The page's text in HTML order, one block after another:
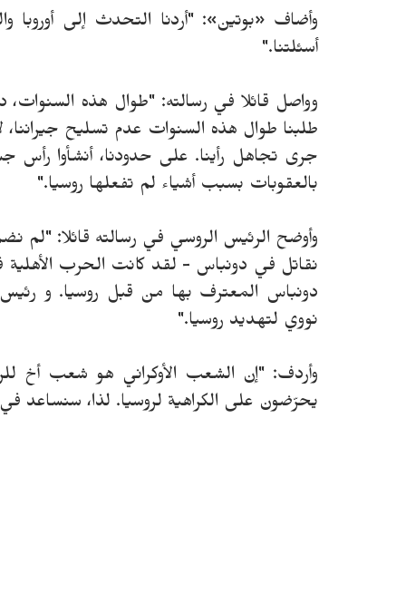
وأضاف «بوتين»: "أردنا التحدث إلى أوروبا
أسئلتنا."
وواصل قائلا في رسالته: "طوال هذه السنوات،
طلبنا طوال هذه السنوات عدم تسليح
جرى تجاهل رأينا. على حدودنا، أنشأوا رأس
بالعقوبات بسبب أشياء لم تفعلها روسيا."
وأوضح الرئيس الروسي في رسالته قائلا: "لم
نقاتل في دونباس - لقد كانت الحرب الأهلية
دونباس المعترف بها من قبل روسيا. و
نووي لتهديد روسيا."
وأردف: "إن الشعب الأوكراني هو شعب أخ
يحرّضون على الكراهية لروسيا. لذا، سنساعد